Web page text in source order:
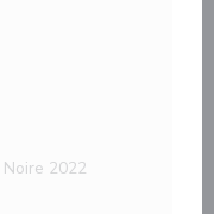
2022